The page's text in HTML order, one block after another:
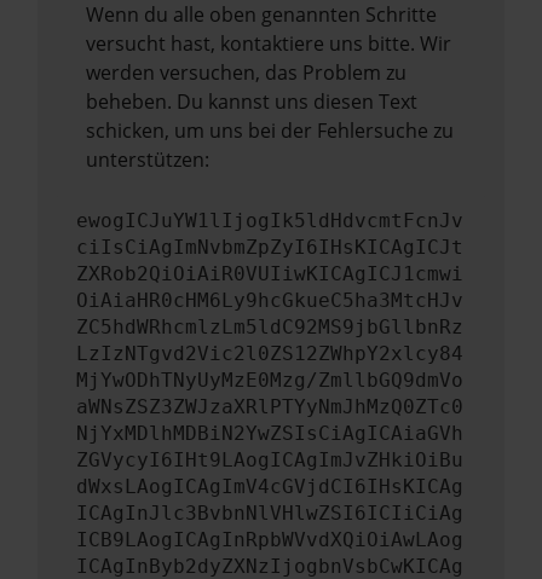
Wenn du alle oben genannten Schritte
versucht hast, kontaktiere uns bitte. Wir
werden versuchen, das Problem zu
beheben. Du kannst uns diesen Text
schicken, um uns bei der Fehlersuche zu
unterstützen:
ewogICJuYW1lIjogIk5ldHdvcmtFcnJv
ciIsCiAgImNvbmZpZyI6IHsKICAgICJt
ZXRob2QiOiAiR0VUIiwKICAgICJ1cmwi
OiAiaHR0cHM6Ly9hcGkueC5ha3MtcHJv
ZC5hdWRhcmlzLm5ldC92MS9jbGllbnRz
LzIzNTgvd2Vic2l0ZS12ZWhpY2xlcy84
MjYwODhTNyUyMzE0Mzg/ZmllbGQ9dmVo
aWNsZSZ3ZWJzaXRlPTYyNmJhMzQ0ZTc0
NjYxMDlhMDBiN2YwZSIsCiAgICAiaGVh
ZGVycyI6IHt9LAogICAgImJvZHkiOiBu
dWxsLAogICAgImV4cGVjdCI6IHsKICAg
ICAgInJlc3BvbnNlVHlwZSI6ICIiCiAg
ICB9LAogICAgInRpbWVvdXQiOiAwLAog
ICAgInByb2dyZXNzIjogbnVsbCwKICAg